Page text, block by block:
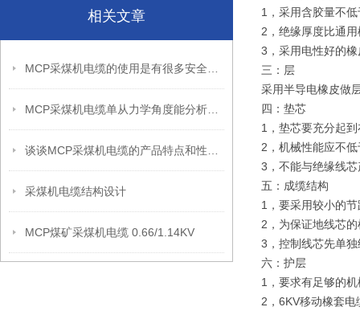
相关文章
采煤机电缆结构设计
MCP煤矿采煤机电缆 0.66/1.14KV
1，采用含胶量不
2，绝缘厚度比通
3，采用电性好的
三：层
采用半导电橡皮做
四：垫芯
1，垫芯要充分起
2，机械性能应不
3，不能与绝缘线
五：成缆结构
1，要采用较小的
2，为保证地线芯
3，控制线芯先单
六：护层
1，要求有足够的
2，6KV移动橡套